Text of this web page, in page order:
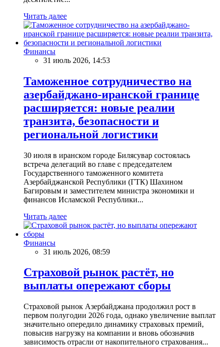
Читать далее
Финансы
31 июль 2026, 14:53
Таможенное сотрудничество на
азербайджано-иранской границе
расширяется: новые реалии
транзита, безопасности и
региональной логистики
30 июля в иранском городе Билясувар состоялась
встреча делегаций во главе с председателем
Государственного таможенного комитета
Азербайджанской Республики (ГТК) Шахином
Багировым и заместителем министра экономики и
финансов Исламской Республики...
Читать далее
Финансы
31 июль 2026, 08:59
Страховой рынок растёт, но
выплаты опережают сборы
Страховой рынок Азербайджана продолжил рост в
первом полугодии 2026 года, однако увеличение выплат
значительно опередило динамику страховых премий,
повысив нагрузку на компании и вновь обозначив
зависимость отрасли от накопительного страхования...